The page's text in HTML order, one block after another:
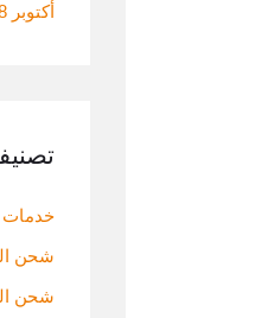
أكتوبر 2018
خدمات
شحن
شحن